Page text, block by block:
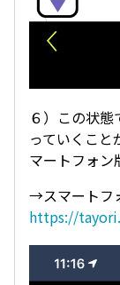
６）この状
っていくこと
マートフォン
→スマートフ
https://